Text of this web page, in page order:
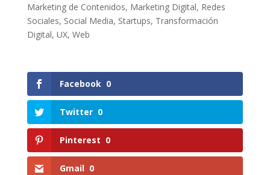
Marketing de Contenidos, Marketing Digital, Redes
Sociales, Social Media, Startups, Transformación
Digital, UX, Web
Facebook 0
Twitter 0
Pinterest 0
Gmail 0